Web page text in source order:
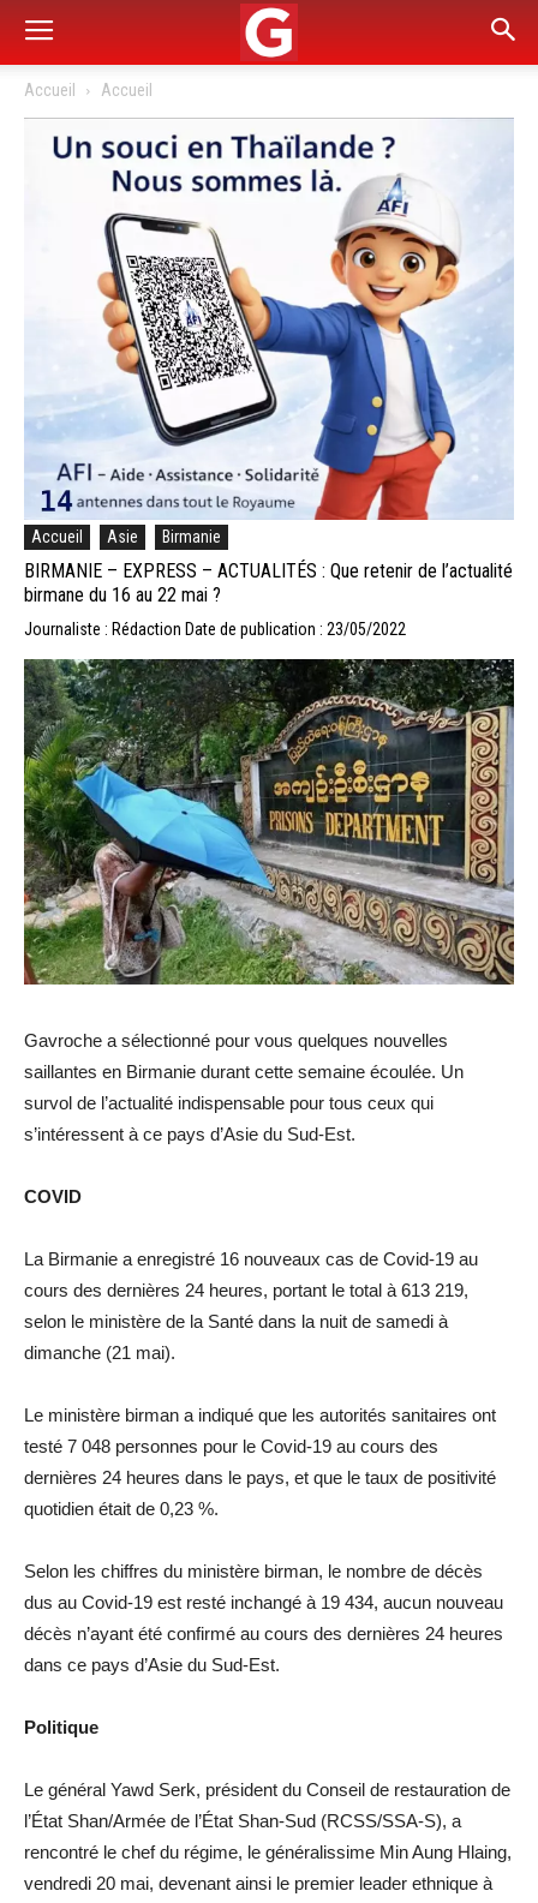
Accueil Accueil
Accueil Asie Birmanie
BIRMANIE – EXPRESS – ACTUALITÉS : Que retenir de l’actualité
birmane du 16 au 22 mai ?
Journaliste : Rédaction Date de publication : 23/05/2022
Gavroche a sélectionné pour vous quelques nouvelles
saillantes en Birmanie durant cette semaine écoulée. Un
survol de l’actualité indispensable pour tous ceux qui
s’intéressent à ce pays d’Asie du Sud-Est.
COVID
La Birmanie a enregistré 16 nouveaux cas de Covid-19 au
cours des dernières 24 heures, portant le total à 613 219,
selon le ministère de la Santé dans la nuit de samedi à
dimanche (21 mai).
Le ministère birman a indiqué que les autorités sanitaires ont
testé 7 048 personnes pour le Covid-19 au cours des
dernières 24 heures dans le pays, et que le taux de positivité
quotidien était de 0,23 %.
Selon les chiffres du ministère birman, le nombre de décès
dus au Covid-19 est resté inchangé à 19 434, aucun nouveau
décès n’ayant été confirmé au cours des dernières 24 heures
dans ce pays d’Asie du Sud-Est.
Politique
Le général Yawd Serk, président du Conseil de restauration de
l’État Shan/Armée de l’État Shan-Sud (RCSS/SSA-S), a
rencontré le chef du régime, le généralissime Min Aung Hlaing,
vendredi 20 mai, devenant ainsi le premier leader ethnique à